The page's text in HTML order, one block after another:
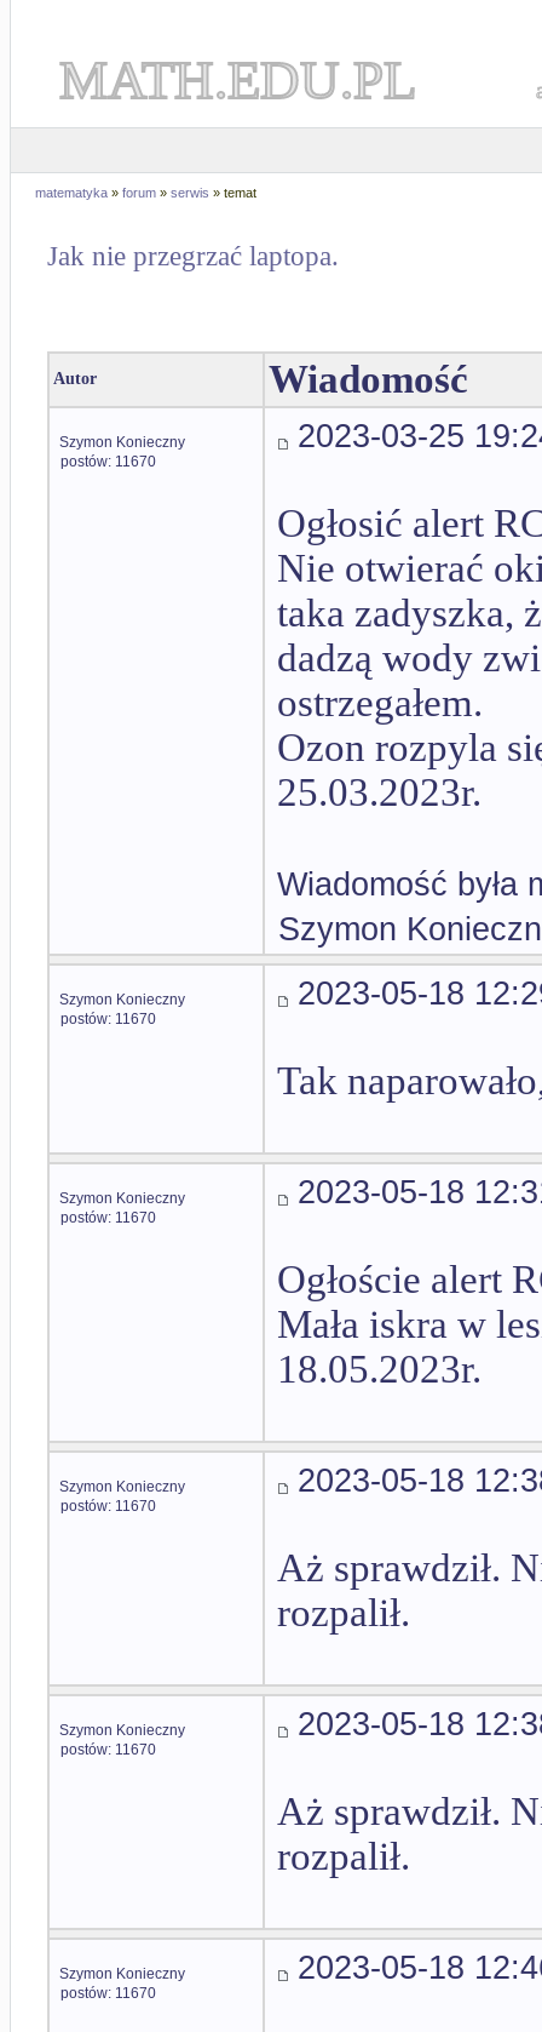
MATH.EDU.PL
matematyka » forum » serwis » temat
Jak nie przegrzać laptopa.
Autor Wiadomość
Szymon Konieczny
postów: 11670
2023-03-25
Ogłosić alert
Nie otwierać
taka zadyszka,
dadzą wody
ostrzegałem.
Ozon rozpyla
25.03.2023r.
Wiadomość była
Szymon
Szymon Konieczny
postów: 11670
2023-05-18
Tak
Szymon Konieczny
postów: 11670
2023-05-18
Ogłoście alert
Mała iskra w
18.05.2023r.
Szymon Konieczny
postów: 11670
2023-05-18
Aż sprawdził.
rozpalił.
Szymon Konieczny
postów: 11670
2023-05-18
Aż sprawdził.
rozpalił.
Szymon Konieczny
postów: 11670
2023-05-18